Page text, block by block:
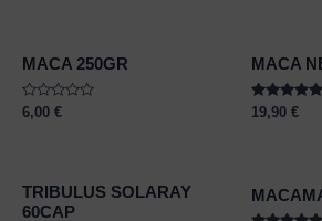
MACA 250GR
Rated
6,00 €
MACA
Rated
5.00
19,90 €
TRIBULUS SOLARAY
60CAP